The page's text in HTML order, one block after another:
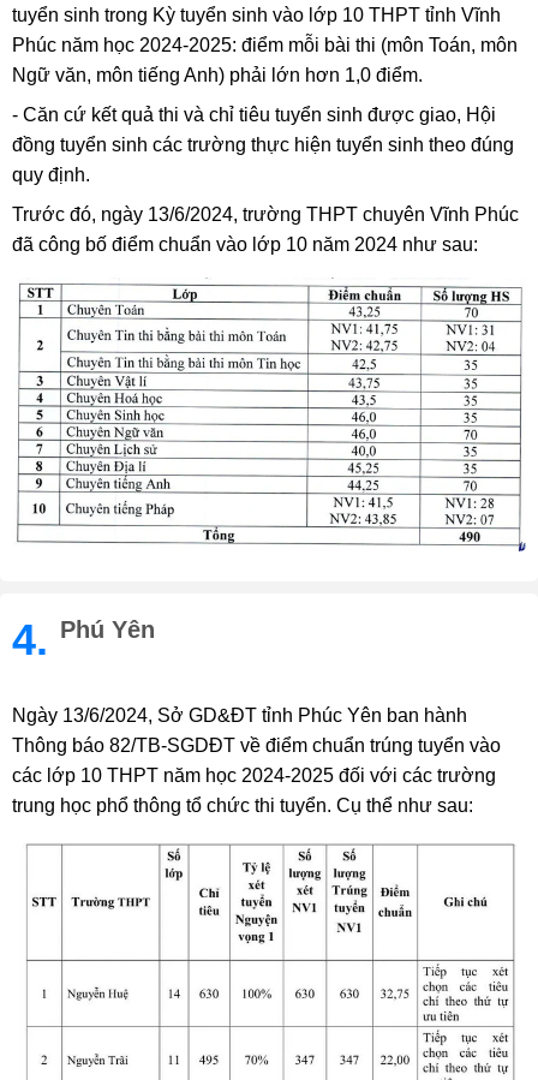
tuyển sinh trong Kỳ tuyển sinh vào lớp 10 THPT tỉnh Vĩnh
Phúc năm học 2024-2025: điểm mỗi bài thi (môn Toán, môn
Ngữ văn, môn tiếng Anh) phải lớn hơn 1,0 điểm.
- Căn cứ kết quả thi và chỉ tiêu tuyển sinh được giao, Hội
đồng tuyển sinh các trường thực hiện tuyển sinh theo đúng
quy định.
Trước đó, ngày 13/6/2024, trường THPT chuyên Vĩnh Phúc
đã công bố điểm chuẩn vào lớp 10 năm 2024 như sau:
4. Phú Yên
Ngày 13/6/2024, Sở GD&ĐT tỉnh Phúc Yên ban hành
Thông báo 82/TB-SGDĐT về điểm chuẩn trúng tuyển vào
các lớp 10 THPT năm học 2024-2025 đối với các trường
trung học phổ thông tổ chức thi tuyển. Cụ thể như sau: